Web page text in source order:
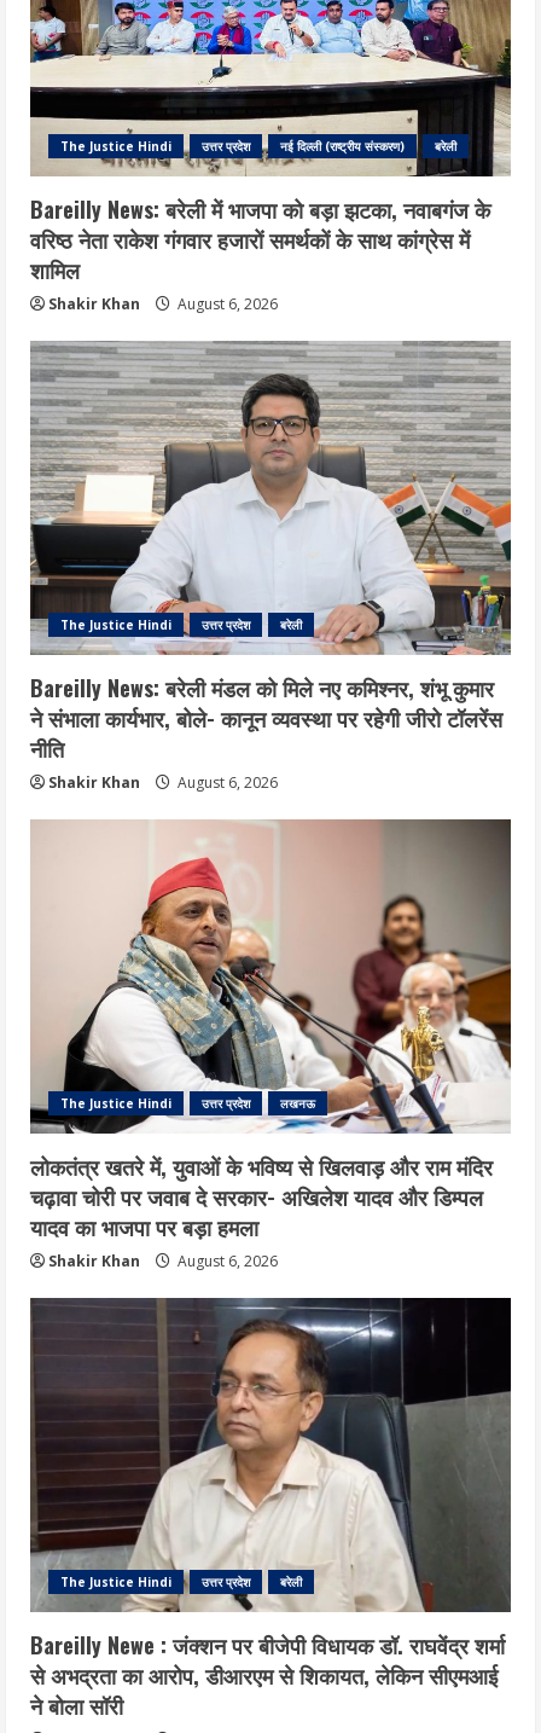
The Justice Hindi उत्तर प्रदेश नई दिल्ली (राष्ट्रीय संस्करण) बरेली
Bareilly News: बरेली में भाजपा को बड़ा झटका, नवाबगंज के
वरिष्ठ नेता राकेश गंगवार हजारों समर्थकों के साथ कांग्रेस में
शामिल
Shakir Khan August 6, 2026
The Justice Hindi उत्तर प्रदेश बरेली
Bareilly News: बरेली मंडल को मिले नए कमिश्नर, शंभू कुमार
ने संभाला कार्यभार, बोले- कानून व्यवस्था पर रहेगी जीरो टॉलरेंस
नीति
Shakir Khan August 6, 2026
The Justice Hindi उत्तर प्रदेश लखनऊ
लोकतंत्र खतरे में, युवाओं के भविष्य से खिलवाड़ और राम मंदिर
चढ़ावा चोरी पर जवाब दे सरकार- अखिलेश यादव और डिम्पल
यादव का भाजपा पर बड़ा हमला
Shakir Khan August 6, 2026
The Justice Hindi उत्तर प्रदेश बरेली
Bareilly Newe : जंक्शन पर बीजेपी विधायक डॉ. राघवेंद्र शर्मा
से अभद्रता का आरोप, डीआरएम से शिकायत, लेकिन सीएमआई
ने बोला सॉरी